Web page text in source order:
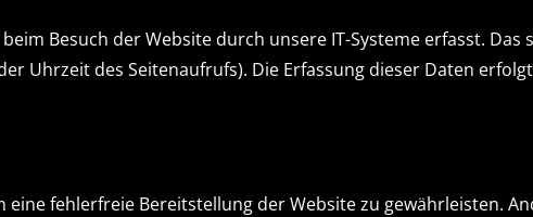
Besuch der Website durch unsere IT-Systeme erfasst. Das
Uhrzeit des Seitenaufrufs). Die Erfassung dieser Daten
eine fehlerfreie Bereitstellung der Website zu gewährleisten.